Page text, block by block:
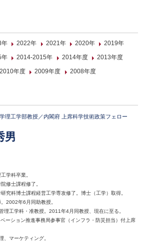
年 2022年 2021年 2020年
2019年
年 2014-2015年 2014年度
2013年度
2010年度 2009年度 2008年度
理工学部教授／内閣府 上席科学技術政策フェロー
男
学科卒業。
修士課程修了。
究科博士課程経営工学専攻修了。博士（工学）取得。
2002年6月同助教授。
理工学科・准教授。2011年4月同教授、現在に至る。
ーション推進事務局参事官（インフラ・防災担当）付上席
、マーケティング。